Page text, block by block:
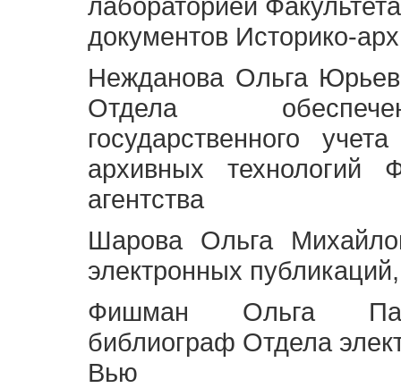
документов Историко-
Нежданова Ольга
Отдела
государственного
архивных технологий
агентства
Шарова Ольга
электронных
Фишман Ольга
библиограф Отдела
Вью